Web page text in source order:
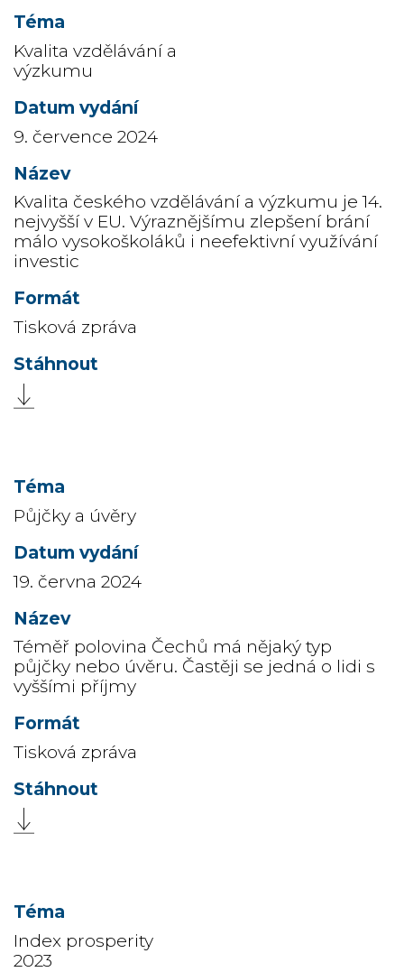
Kvalita vzdělávání a
výzkumu
9. července 2024
Kvalita českého vzdělávání a výzkumu je 14.
nejvyšší v EU. Výraznějšímu zlepšení brání
málo vysokoškoláků i neefektivní využívání
investic
Tisková zpráva
Půjčky a úvěry
19. června 2024
Téměř polovina Čechů má nějaký typ
půjčky nebo úvěru. Častěji se jedná o lidi s
vyššími příjmy
Tisková zpráva
Index prosperity
2023